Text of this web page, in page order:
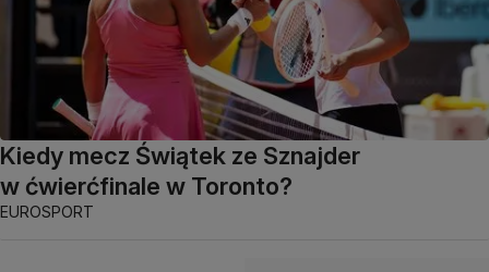
Kiedy mecz Świątek ze Sznajder
w ćwierćfinale w Toronto?
EUROSPORT